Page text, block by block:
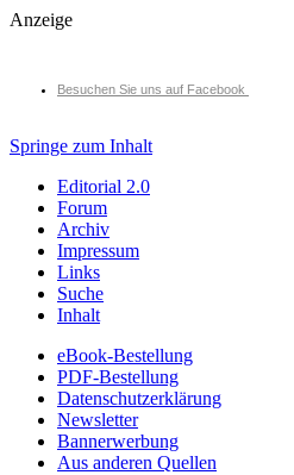
Anzeige
Besuchen Sie uns auf Facebook
Springe zum Inhalt
Editorial 2.0
Forum
Archiv
Impressum
Links
Suche
Inhalt
eBook-Bestellung
PDF-Bestellung
Datenschutzerklärung
Newsletter
Bannerwerbung
Aus anderen Quellen